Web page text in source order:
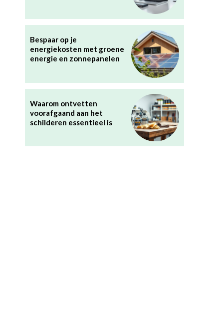
Bespaar op je
energiekosten met groene
energie en zonnepanelen
Waarom ontvetten
voorafgaand aan het
schilderen essentieel is